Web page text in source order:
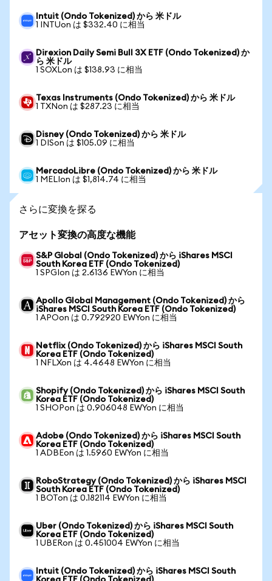
Intuit (Ondo Tokenized) から 米ドル
1 INTUon は $332.40 に相当
Direxion Daily Semi Bull 3X ETF (Ondo Tokenized) か
ら 米ドル
1 SOXLon は $138.93 に相当
Texas Instruments (Ondo Tokenized) から 米ドル
1 TXNon は $287.23 に相当
Disney (Ondo Tokenized) から 米ドル
1 DISon は $105.09 に相当
MercadoLibre (Ondo Tokenized) から 米ドル
1 MELIon は $1,814.74 に相当
さらに変換を探る
アセット変換の高度な機能
S&P Global (Ondo Tokenized) から iShares MSCI
South Korea ETF (Ondo Tokenized)
1 SPGIon は 2.6136 EWYon に相当
Apollo Global Management (Ondo Tokenized) から
iShares MSCI South Korea ETF (Ondo Tokenized)
1 APOon は 0.792920 EWYon に相当
Netflix (Ondo Tokenized) から iShares MSCI South
Korea ETF (Ondo Tokenized)
1 NFLXon は 4.4648 EWYon に相当
Shopify (Ondo Tokenized) から iShares MSCI South
Korea ETF (Ondo Tokenized)
1 SHOPon は 0.906048 EWYon に相当
Adobe (Ondo Tokenized) から iShares MSCI South
Korea ETF (Ondo Tokenized)
1 ADBEon は 1.5960 EWYon に相当
RoboStrategy (Ondo Tokenized) から iShares MSCI
South Korea ETF (Ondo Tokenized)
1 BOTon は 0.182114 EWYon に相当
Uber (Ondo Tokenized) から iShares MSCI South
Korea ETF (Ondo Tokenized)
1 UBERon は 0.451004 EWYon に相当
Intuit (Ondo Tokenized) から iShares MSCI South